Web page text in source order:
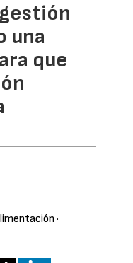
una
que
·